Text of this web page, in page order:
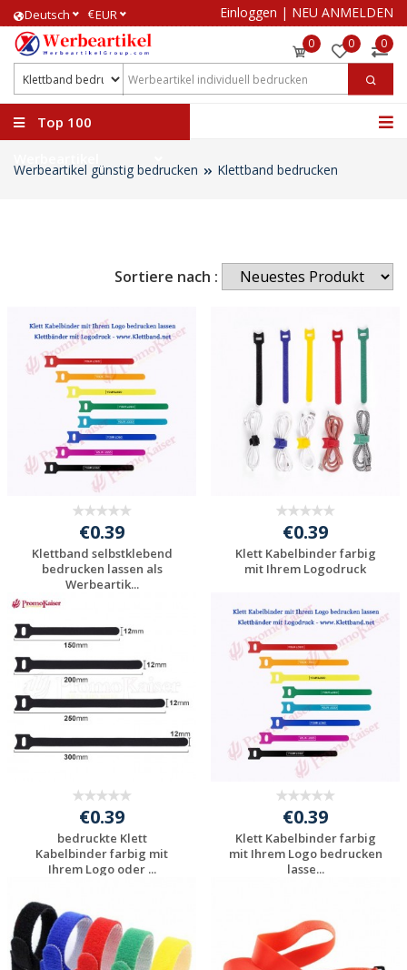
Deutsch €EUR Einloggen | NEU ANMELDEN
0 0 0
Top 100
Werbeartikel günstig bedrucken Klettband bedrucken
Sortiere nach :
€0.39
Klettband selbstklebend
bedrucken lassen als
Werbeartik...
Werbeartikel
anfragen
€0.39
Klett Kabelbinder farbig
mit Ihrem Logodruck
Individuelle
Werbeartikel
anfragen
€0.39
bedruckte Klett
Kabelbinder farbig mit
Ihrem Logo oder ...
Werbeartikel
anfragen
€0.39
Klett Kabelbinder farbig
mit Ihrem Logo bedrucken
lasse...
anfragen